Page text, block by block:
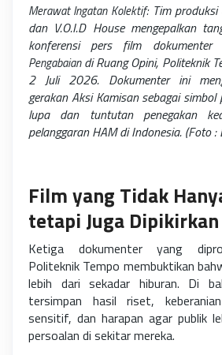
Merawat Ingatan Kolektif:Tim produksi
dan V.O.I.D House mengepalkan
konferensi pers film dokumenter
Pengabaiandi Ruang Opini, Politeknik
2 Juli 2026. Dokumenter ini
gerakan Aksi Kamisan sebagai
lupa dan tuntutan penegakan
pelanggaran HAM di Indonesia. (Foto :
Film yang Tidak
tetapi Juga Dipikirkan
Ketiga dokumenter yang
Politeknik Tempo membuktikan
lebih dari sekadar hiburan. Di
tersimpan hasil riset,
sensitif, dan harapan agar publik
persoalan di sekitar mereka.